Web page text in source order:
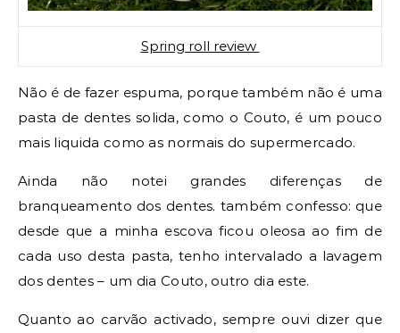
Spring roll review
Não é de fazer espuma, porque também não é uma
pasta de dentes solida, como o Couto, é um pouco
mais liquida como as normais do supermercado.
Ainda não notei grandes diferenças de
branqueamento dos dentes. também confesso: que
desde que a minha escova ficou oleosa ao fim de
cada uso desta pasta, tenho intervalado a lavagem
dos dentes – um dia Couto, outro dia este.
Quanto ao carvão activado, sempre ouvi dizer que